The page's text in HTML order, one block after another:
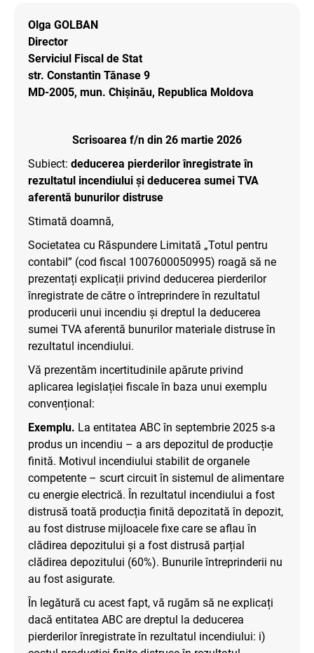
Olga GOLBAN
Director
Serviciul Fiscal de Stat
str. Constantin Tănase 9
MD-2005, mun. Chișinău, Republica Moldova
Scrisoarea f/n din 26 martie 2026
Subiect: deducerea pierderilor înregistrate în
rezultatul incendiului și deducerea sumei TVA
aferentă bunurilor distruse
Stimată doamnă,
Societatea cu Răspundere Limitată „Totul pentru
contabil” (cod fiscal 1007600050995) roagă să ne
prezentați explicații privind deducerea pierderilor
înregistrate de către o întreprindere în rezultatul
producerii unui incendiu și dreptul la deducerea
sumei TVA aferentă bunurilor materiale distruse în
rezultatul incendiului.
Vă prezentăm incertitudinile apărute privind
aplicarea legislației fiscale în baza unui exemplu
convențional:
Exemplu. La entitatea ABC în septembrie 2025 s-a
produs un incendiu – a ars depozitul de producție
finită. Motivul incendiului stabilit de organele
competente – scurt circuit în sistemul de alimentare
cu energie electrică. În rezultatul incendiului a fost
distrusă toată producția finită depozitată în depozit,
au fost distruse mijloacele fixe care se aflau în
clădirea depozitului și a fost distrusă parțial
clădirea depozitului (60%). Bunurile întreprinderii nu
au fost asigurate.
În legătură cu acest fapt, vă rugăm să ne explicați
dacă entitatea ABC are dreptul la deducerea
pierderilor înregistrate în rezultatul incendiului: i)